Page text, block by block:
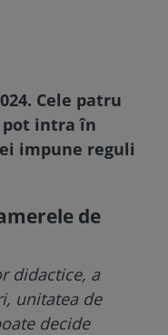
Cele patru
intra în
impune reguli
de
didactice, a
unitatea de
decide